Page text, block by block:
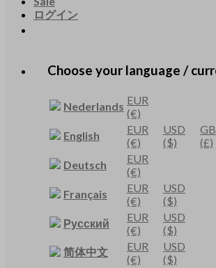
ログイン
Choose your language /
Nederlands EUR
(€)
English
EUR
(€)
USD
($)
(£)
Deutsch
EUR
(€)
Français
EUR
(€)
USD
($)
Русский
EUR
(€)
USD
($)
简体中文
EUR
(€)
USD
($)